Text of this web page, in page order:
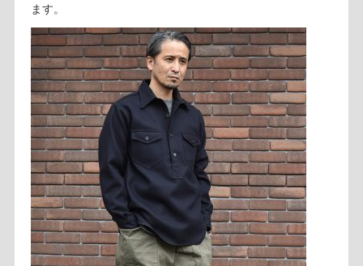
ます。